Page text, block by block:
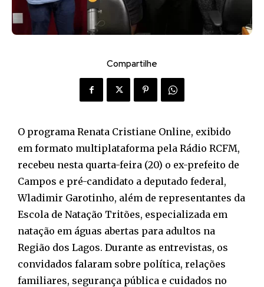
Compartilhe
O programa Renata Cristiane Online, exibido
em formato multiplataforma pela Rádio RCFM,
recebeu nesta quarta-feira (20) o ex-prefeito de
Campos e pré-candidato a deputado federal,
Wladimir Garotinho, além de representantes da
Escola de Natação Tritões, especializada em
natação em águas abertas para adultos na
Região dos Lagos. Durante as entrevistas, os
convidados falaram sobre política, relações
familiares, segurança pública e cuidados no